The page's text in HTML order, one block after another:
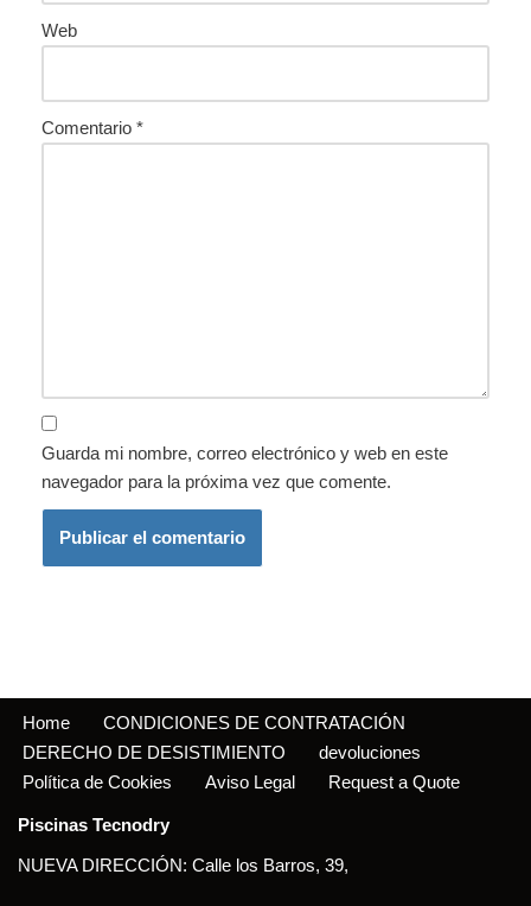
Web
Comentario *
Guarda mi nombre, correo electrónico y web en este
navegador para la próxima vez que comente.
Home
CONDICIONES DE CONTRATACIÓN
DERECHO DE DESISTIMIENTO
devoluciones
Política de Cookies
Aviso Legal Request a Quote
Piscinas Tecnodry
NUEVA DIRECCIÓN: Calle los Barros, 39,